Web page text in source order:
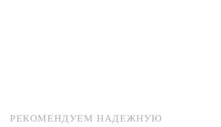
РЕКОМЕНДУЕМ НАДЕЖНУЮ